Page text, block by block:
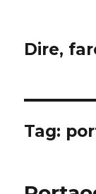
Dire,
Tag: